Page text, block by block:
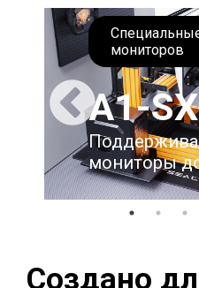
мониторов
A1-
мониторы
Создано